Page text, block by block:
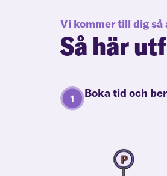
Vi kommer till dig
Så här
Boka tid och